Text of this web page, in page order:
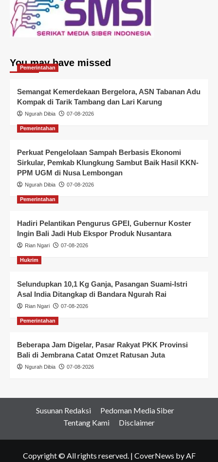
You may have missed
Pemerintahan
Semangat Kemerdekaan Bergelora, ASN Tabanan Adu
Kompak di Tarik Tambang dan Lari Karung
Ngurah Dibia 07-08-2026
Pemerintahan
Perkuat Pengelolaan Sampah Berbasis Ekonomi
Sirkular, Pemkab Klungkung Sambut Baik Hasil KKN-
PPM UGM di Nusa Lembongan
Ngurah Dibia 07-08-2026
Pemerintahan
Hadiri Pelantikan Pengurus GPEI, Gubernur Koster
Ingin Bali Jadi Hub Ekspor Produk Nusantara
Rian Ngari 07-08-2026
Hukrim
Selundupkan 10,1 Kg Ganja, Pasangan Suami-Istri
Asal India Ditangkap di Bandara Ngurah Rai
Rian Ngari 07-08-2026
Pemerintahan
Beberapa Jam Digelar, Pasar Rakyat PKK Provinsi
Bali di Jembrana Catat Omzet Ratusan Juta
Ngurah Dibia 07-08-2026
Susunan Redaksi
Pedoman Media Siber
Tentang Kami
Disclaimer
Copyright © All rights reserved. | CoverNews by AF